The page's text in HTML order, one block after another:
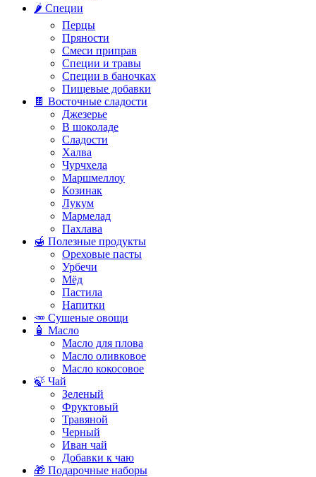
🌶️ Специи
Перцы
Пряности
Смеси приправ
Специи и травы
Специи в баночках
Пищевые добавки
🍫 Восточные сладости
Джезерье
В шоколаде
Сладости
Халва
Чурчхела
Маршмеллоу
Козинак
Лукум
Мармелад
Пахлава
🍯 Полезные продукты
Ореховые пасты
Урбечи
Мёд
Пастила
Напитки
🥕 Сушеные овощи
🧴 Масло
Масло для плова
Масло оливковое
Масло кокосовое
🍃 Чай
Зеленый
Фруктовый
Травяной
Черный
Иван чай
Добавки к чаю
🎁 Подарочные наборы